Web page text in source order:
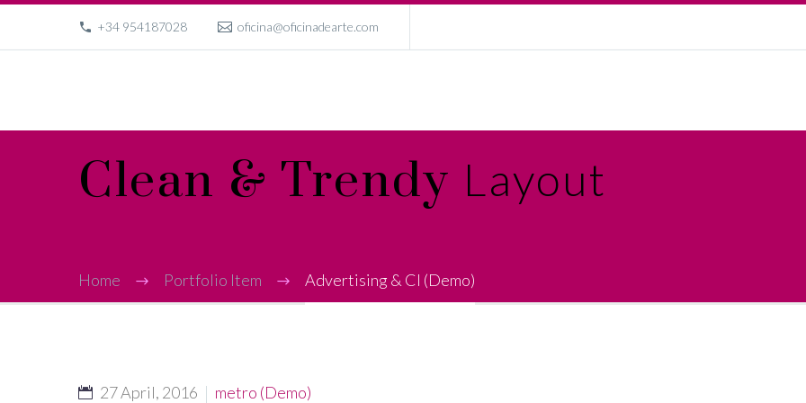
+34 954187028 oficina@oficinadearte.com
Clean & Trendy Layout
Home Portfolio Item Advertising & CI (Demo)
27 April, 2016 metro (Demo)